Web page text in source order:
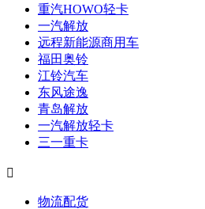
重汽HOWO轻卡
一汽解放
远程新能源商用车
福田奥铃
江铃汽车
东风途逸
青岛解放
一汽解放轻卡
三一重卡

物流配货